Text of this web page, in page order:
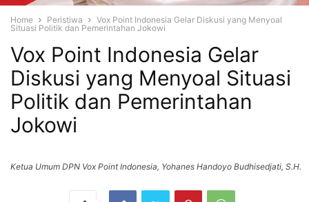
Home Peristiwa
Vox Point Indonesia Gelar Diskusi yang Menyoal
Situasi Politik dan Pemerintahan Jokowi
Vox Point Indonesia Gelar
Diskusi yang Menyoal Situasi
Politik dan Pemerintahan
Jokowi
Ketua Umum DPN Vox Point Indonesia, Yohanes Handoyo Budhisedjati, S.H.